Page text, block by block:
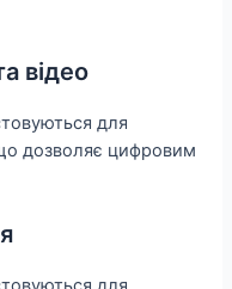
відео
для
що дозволяє цифровим